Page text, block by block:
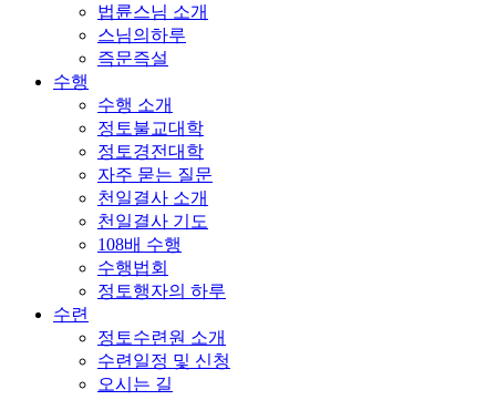
법륜스님 소개
스님의하루
즉문즉설
수행
수행 소개
정토불교대학
정토경전대학
자주 묻는 질문
천일결사 소개
천일결사 기도
108배 수행
수행법회
정토행자의 하루
수련
정토수련원 소개
수련일정 및 신청
오시는 길